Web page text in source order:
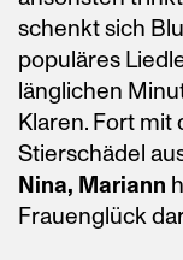
schenkt sich
populäres
länglichen
Klaren. Fort
Stierschädel
Nina, Mariann
Frauenglück